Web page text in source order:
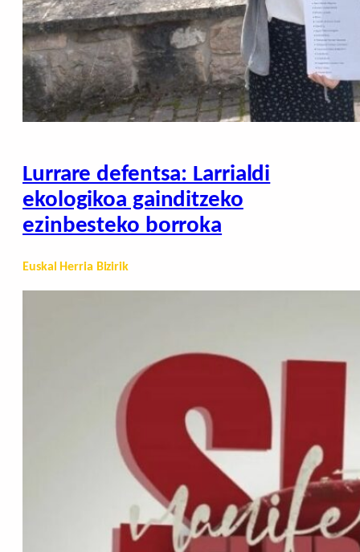
Lurrare defentsa: Larrialdi
ekologikoa gainditzeko
ezinbesteko borroka
Euskal Herria Bizirik